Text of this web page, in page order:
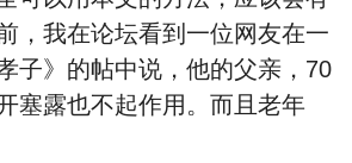
，我在论坛看到一位网友在一
子》的帖中说，他的父亲，70
塞露也不起作用。而且老年